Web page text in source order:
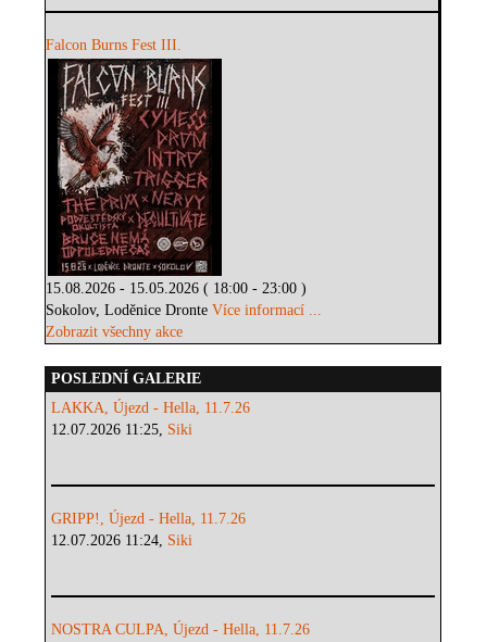
Falcon Burns Fest III.
15.08.2026 - 15.05.2026 ( 18:00 - 23:00 )
Sokolov, Loděnice DronteVíce informací ...
Zobrazit všechny akce
POSLEDNÍ GALERIE
LAKKA, Újezd - Hella, 11.7.26
12.07.2026 11:25, Siki
GRIPP!, Újezd - Hella, 11.7.26
12.07.2026 11:24, Siki
NOSTRA CULPA, Újezd - Hella, 11.7.26